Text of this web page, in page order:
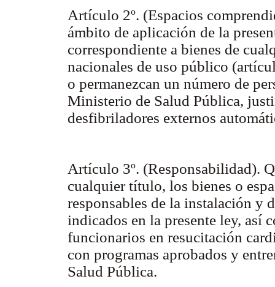
Artículo 2º. (Espacios
ámbito de aplicación de la
correspondiente a bienes de
nacionales de uso público
o permanezcan un número de
Ministerio de Salud Pública,
desfibriladores externos
Artículo 3º. (Responsabilidad).
cualquier título, los bienes o
responsables de la instalación y
indicados en la presente ley, así
funcionarios en resucitación
con programas aprobados y
Salud Pública.